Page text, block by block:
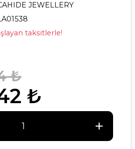
JEWELLERY
taksitlerle!
₺
₺